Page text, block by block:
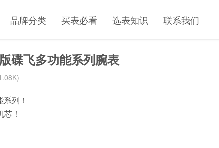
品牌分类 买表必看 选表知识 联系我们
碟飞多功能系列腕表
列！
！